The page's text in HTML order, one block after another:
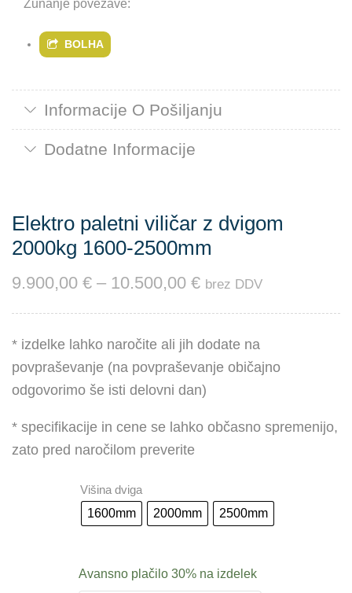
Zunanje povezave:
BOLHA
Informacije O Pošiljanju
Dodatne Informacije
Elektro paletni viličar z dvigom
2000kg 1600-2500mm
9.900,00 € – 10.500,00 € brez DDV
* izdelke lahko naročite ali jih dodate na
povpraševanje (na povpraševanje običajno
odgovorimo še isti delovni dan)
* specifikacije in cene se lahko občasno spremenijo,
zato pred naročilom preverite
Višina dviga
1600mm 2000mm 2500mm
Avansno plačilo 30% na izdelek